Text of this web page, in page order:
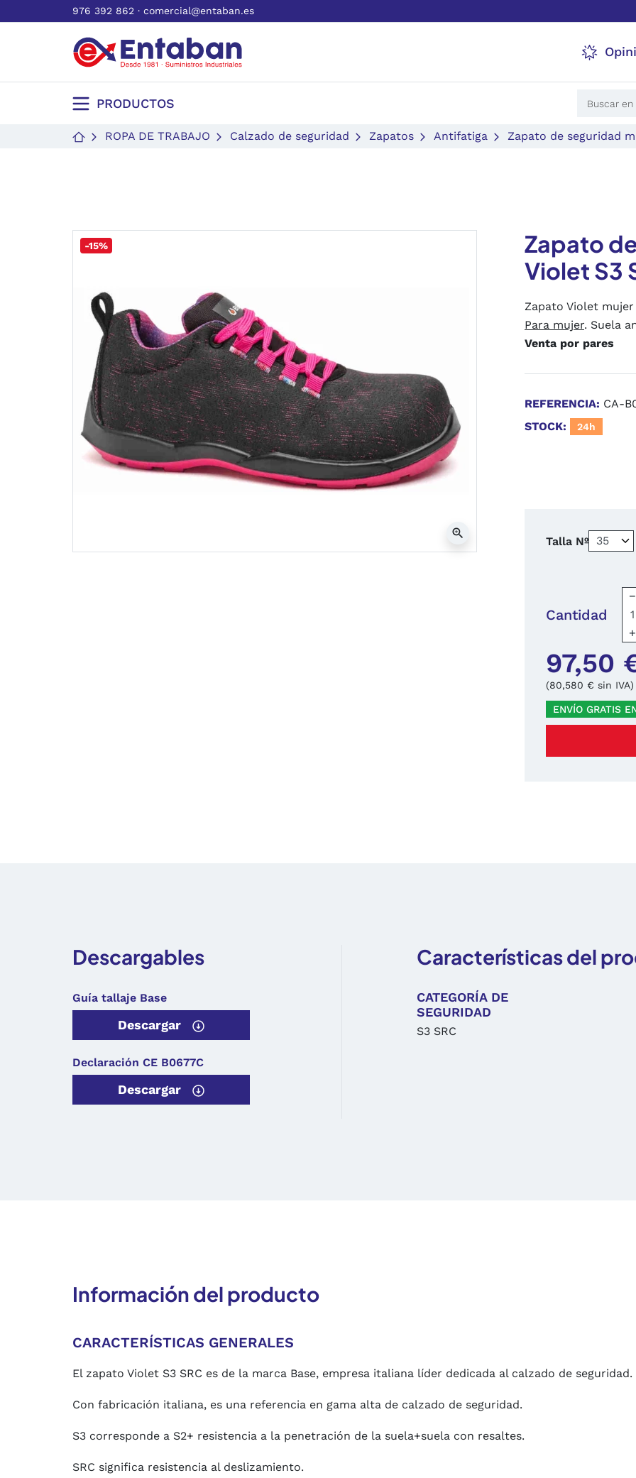
976 392 862 · comercial@entaban.es
PRODUCTOS
ROPA DE TRABAJO Calzado de seguridad Zapatos Antifatiga Zapato de seguridad
-15%
zoom_in
Zapato
Violet S3
Zapato Violet mujer
Para mujer. Suela
Venta por pares
REFERENCIA: CA-
STOCK:
24h
Talla Nº
Cantidad
−
+
97,50
(80,580 € sin IVA)
ENVÍO GRATIS
Descargables
Guía tallaje Base
Descargar
Declaración CE B0677C
Descargar
Características del
CATEGORÍA DE
SEGURIDAD
S3 SRC
Información del producto
CARACTERÍSTICAS GENERALES
El zapato Violet S3 SRC es de la marca Base, empresa italiana líder dedicada al calzado de seguridad.
Con fabricación italiana, es una referencia en gama alta de calzado de seguridad.
S3 corresponde a S2+ resistencia a la penetración de la suela+suela con resaltes.
SRC significa resistencia al deslizamiento.